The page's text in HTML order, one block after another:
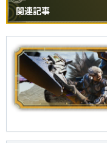
関連記事